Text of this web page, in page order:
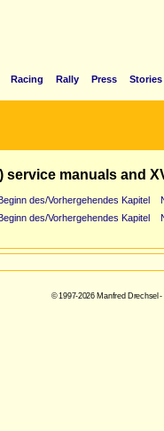
Racing Rally Press Stories
service manuals and
des/Vorhergehendes Kapitel
des/Vorhergehendes Kapitel
© 1997-2026 Manfred Drechsel